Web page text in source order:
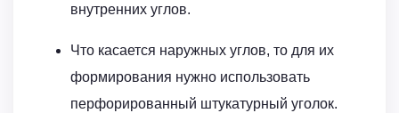
внутренних углов.
Что касается наружных углов, то для их
формирования нужно использовать
перфорированный штукатурный уголок.